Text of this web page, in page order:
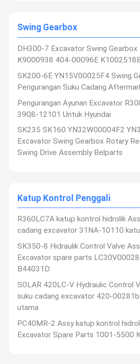
Beranda Produk
Swing Gearbox
DH300-7 Excavator Swing Gearbox
K9000938 404-00096E
SK200-6E YN15V00025F4 Swing
Pengurangan Suku Cadang
Pengurangan Ayunan Excavator
39Q8-12101 Untuk Hyundai
SK235 SK160 YN32W00004F2
Excavator Swing Gearbox Rotary
Swing Drive Assembly Belparts
Katup Kontrol Penggali
R360LC7A katup kontrol hidrolik
cadang excavator 31NA-10110
SK350-8 Hidraulik Control Valve
Excavator spare parts
B44031D
SOLAR 420LC-V Hydraulic Control
suku cadang excavator 420-
utama
PC40MR-2 Assy katup kontrol
Excavator Spare Parts 1001-5500
GZ Yuexiang Teknik Mesin Co, Ltd.
GZ Yuexiang Engineering Machinery Co.,
perdagangan luar negeri yang